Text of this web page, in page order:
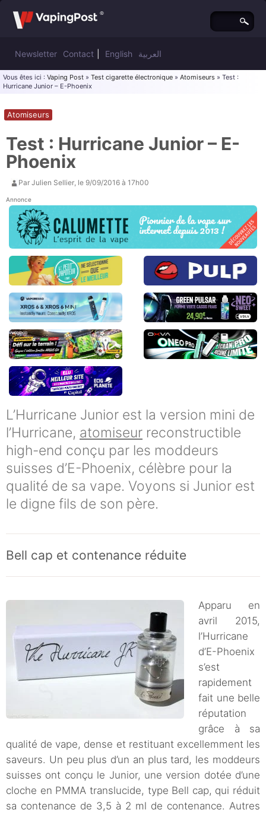
Newsletter Contact English العربية
Vous êtes ici : Vaping Post » Test cigarette électronique » Atomiseurs » Test :
Hurricane Junior – E-Phoenix
Test : Hurricane Junior – E-
Phoenix
Atomiseurs
Par Julien Sellier, le 9/09/2016 à 17h00
Annonce
L’Hurricane Junior est la version mini de
l’Hurricane, atomiseur reconstructible
high-end conçu par les moddeurs
suisses d’E-Phoenix, célèbre pour la
qualité de sa vape. Voyons si Junior est
le digne fils de son père.
Bell cap et contenance réduite
Apparu en
avril 2015,
l’Hurricane
d’E-Phoenix
s’est
rapidement
fait une belle
réputation
grâce à sa
qualité de vape, dense et restituant excellemment les
saveurs. Un peu plus d’un an plus tard, les moddeurs
suisses ont conçu le Junior, une version dotée d’une
cloche en PMMA translucide, type Bell cap, qui réduit
sa contenance de 3,5 à 2 ml de contenance. Autres